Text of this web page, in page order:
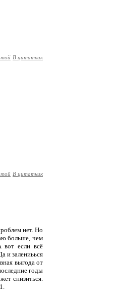
В цитатник
В цитатник
нет. Но
больше, чем
вот если всё
и залениьься
выгода от
годы
снизиться.